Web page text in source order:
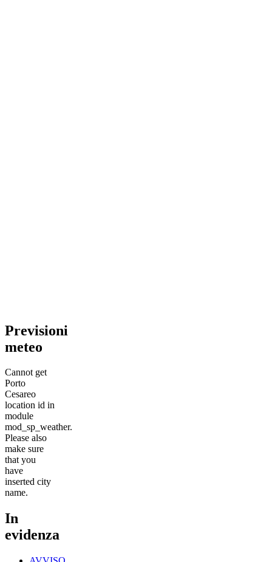
Previsioni
meteo
Cannot get
Porto
Cesareo
location id in
module
mod_sp_weather.
Please also
make sure
that you
have
inserted city
name.
In
evidenza